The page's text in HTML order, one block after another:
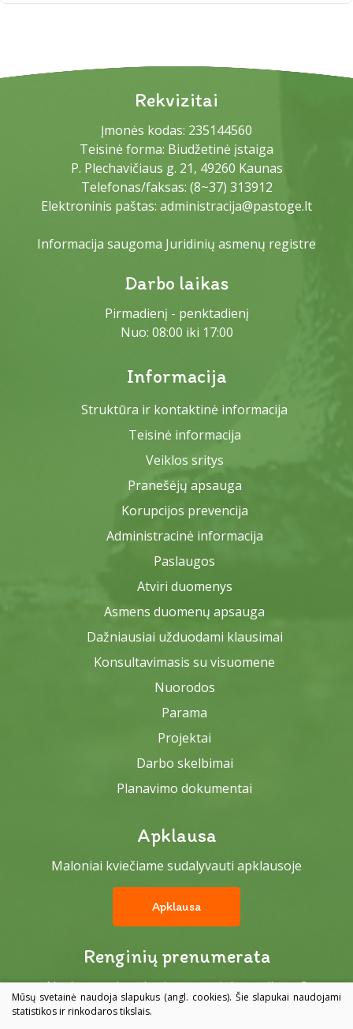
Rekvizitai
Įmonės kodas: 235144560
Teisinė forma: Biudžetinė įstaiga
P. Plechavičiaus g. 21, 49260 Kaunas
Telefonas/faksas: (8~37) 313912
Elektroninis paštas: administracija@pastoge.lt
Informacija saugoma Juridinių asmenų registre
Darbo laikas
Pirmadienį - penktadienį
Nuo: 08:00 iki 17:00
Informacija
Struktūra ir kontaktinė informacija
Teisinė informacija
Veiklos sritys
Pranešėjų apsauga
Korupcijos prevencija
Administracinė informacija
Paslaugos
Atviri duomenys
Asmens duomenų apsauga
Dažniausiai užduodami klausimai
Konsultavimasis su visuomene
Nuorodos
Parama
Projektai
Darbo skelbimai
Planavimo dokumentai
Apklausa
Maloniai kviečiame sudalyvauti apklausoje
Apklausa
Renginių prenumerata
Norite gauti paskutines renginių naujienas?
Mūsų svetainė naudoja slapukus (angl. cookies). Šie slapukai naudojami
statistikos ir rinkodaros tikslais.